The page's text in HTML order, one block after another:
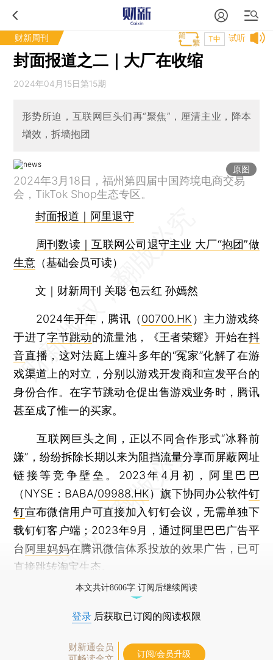
财新周刊 试听
T中
封面报道之二｜大厂在收缩
2024年04月15日第15期
形势所迫，互联网巨头们再“聚焦”，厘清主业，降本
增效，拆墙抱团
原图
2024年3月18日，福州第四届中国跨境电商交易
会，TikTok Shop生态专区。
封面报道｜阿里退守
周刊数读｜互联网公司退守主业 大厂“抱团”做
生意 （基础会员可读）
文｜财新周刊 关聪 包云红 孙嫣然
2024年开年，腾讯（00700.HK ）主力游戏终
于进了字节跳动的流量池，《王者荣耀》开始在抖
音直播，这对法庭上缠斗多年的“冤家”化解了在游
戏渠道上的对立，分别以游戏开发商和宣发平台的
身份合作。在字节跳动仓促出售游戏业务时，腾讯
甚至成了惟一的买家。
互联网巨头之间，正以不同合作形式“冰释前
嫌”，纷纷拆除长期以来为阻挡流量分享而屏蔽网址
链接等竞争壁垒。2023年4月初，阿里巴巴
（NYSE：BABA/09988.HK）旗下协同办公软件钉
钉宣布微信用户可直接加入钉钉会议，无需单独下
载钉钉客户端；2023年9月，通过阿里巴巴广告平
台 阿里妈妈在腾讯微信体系投放的效果广告，已可
直接跳转淘宝生态。
本文共计8606字 订阅后继续阅读
登录 后获取已订阅的阅读权限
财新通会员
订阅/会员升级